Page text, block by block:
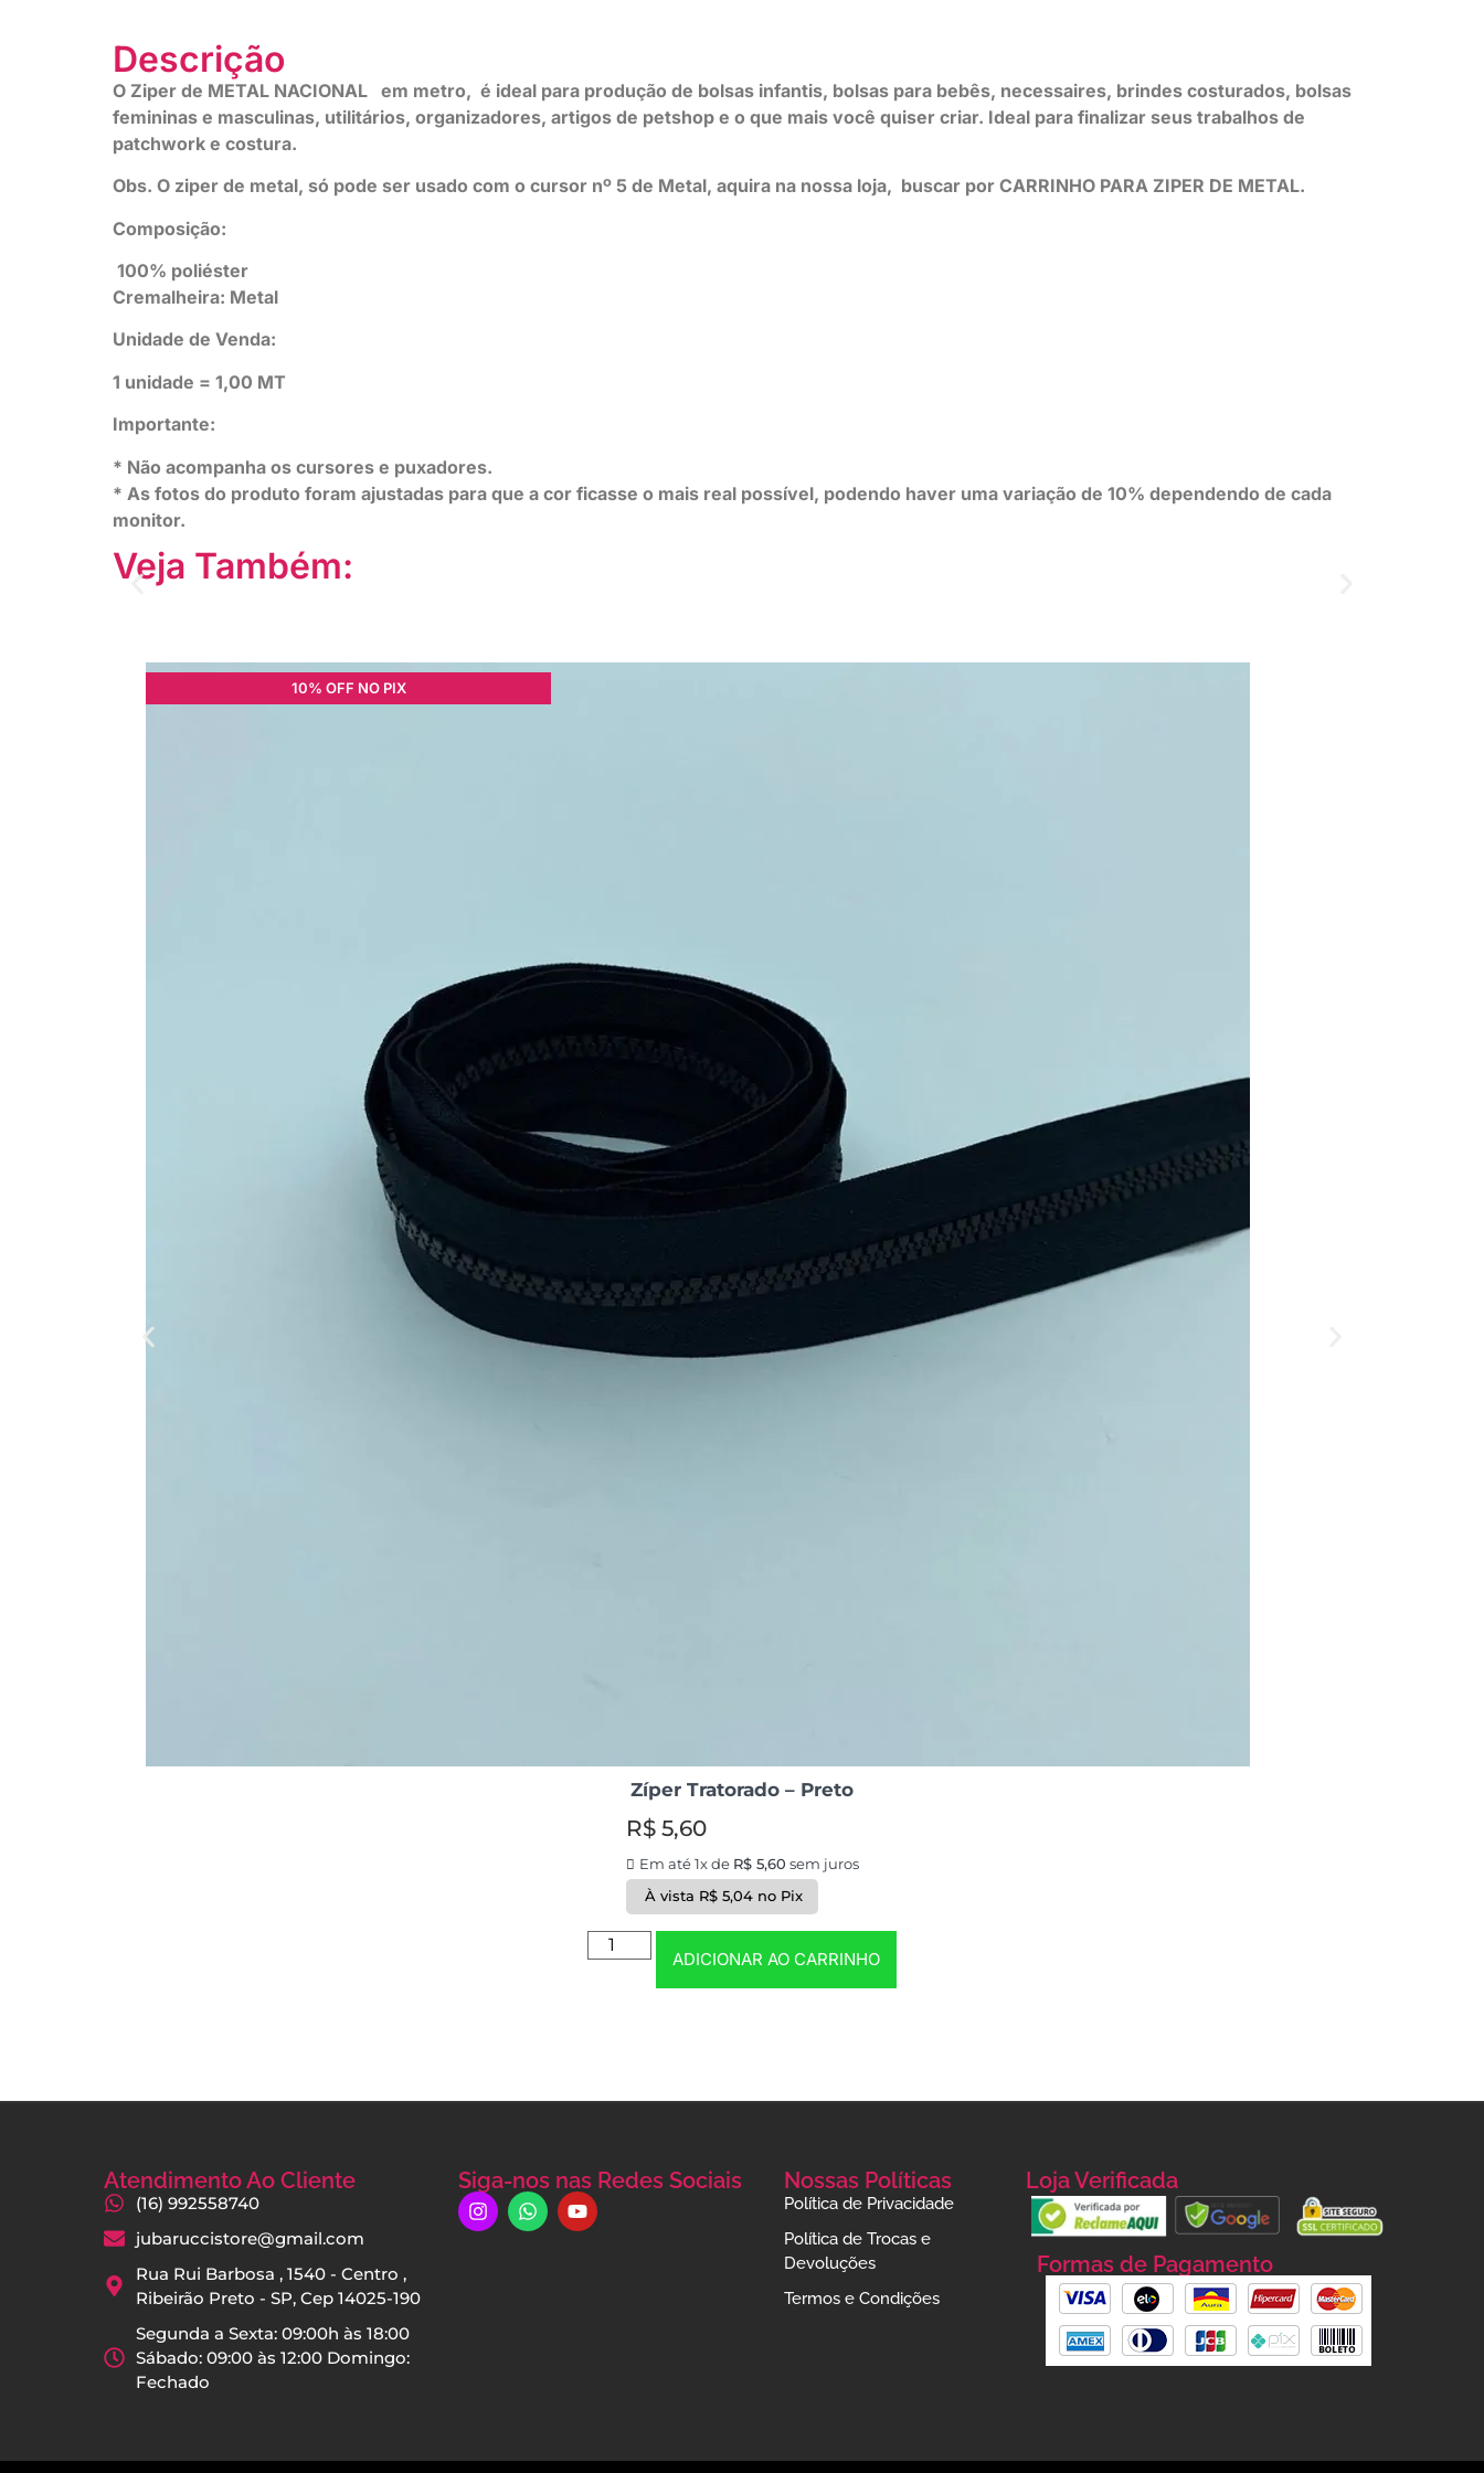
Descrição
O Ziper de METAL NACIONAL em metro, é ideal para produção de bolsas infantis, bolsas para bebês, necessaires, brindes costurados, bolsas
femininas e masculinas, utilitários, organizadores, artigos de petshop e o que mais você quiser criar. Ideal para finalizar seus trabalhos de
patchwork e costura.
Obs. O ziper de metal, só pode ser usado com o cursor nº 5 de Metal, aquira na nossa loja, buscar por CARRINHO PARA ZIPER DE METAL.
Composição:
100% poliéster
Cremalheira: Metal
Unidade de Venda:
1 unidade = 1,00 MT
Importante:
* Não acompanha os cursores e puxadores.
* As fotos do produto foram ajustadas para que a cor ficasse o mais real possível, podendo haver uma variação de 10% dependendo de cada
monitor.
Veja Também:
10% OFF NO PIX
Zíper Tratorado – Preto
R$5,60
Em até 1x de R$5,60 sem juros
À vista R$ 5,04 no Pix
ADICIONAR AO CARRINHO
Atendimento Ao Cliente
(16) 992558740
jubaruccistore@gmail.com
Rua Rui Barbosa , 1540 - Centro ,
Ribeirão Preto - SP, Cep 14025-190
Segunda a Sexta: 09:00h às 18:00
Sábado: 09:00 às 12:00 Domingo:
Fechado
Siga-nos nas Redes Sociais Nossas Políticas
Política de Privacidade
Política de Trocas e
Devoluções
Termos e Condições
Loja Verificada
Formas de Pagamento